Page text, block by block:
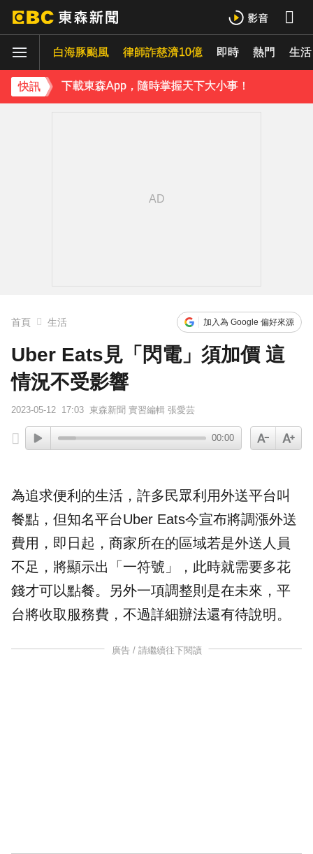
白海豚颱風 律師詐慈濟10億 即時 熱門 生活
快訊
下載東森App，隨時掌握天下大小事！
《理財達人秀》X 安聯投信免費講座報名中！搶先卡位 2027
下載東森App，隨時掌握天下大小事！
首頁 生活 加入為 Google 偏好來源
Uber Eats見「閃電」須加價 這
情況不受影響
2023-05-12 17:03 東森新聞 實習編輯 張愛芸
00:00
為追求便利的生活，許多民眾利用外送平台叫
餐點，但知名平台Uber Eats今宣布將調漲外送
費用，即日起，商家所在的區域若是外送人員
不足，將顯示出「一符號」，此時就需要多花
錢才可以點餐。另外一項調整則是在未來，平
台將收取 服務費 ，不過詳細辦法還有待說明。
廣告 / 請繼續往下閱讀